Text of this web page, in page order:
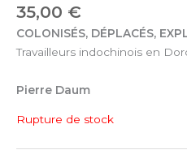
35,00 €
COLONISÉS, DÉPLACÉS,
Travailleurs indochinois en
Pierre Daum
Rupture de stock